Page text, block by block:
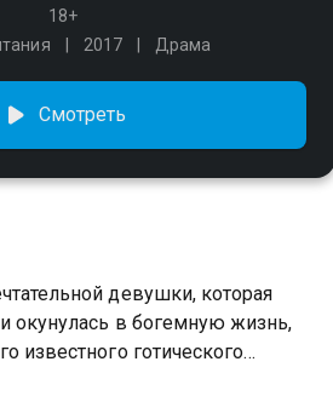
18+
2017 Драма
Смотреть
девушки, которая
окунулась в богемную жизнь,
известного готического
в Лондоне 1